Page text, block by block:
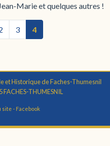
Marie et quelques autres !
3 4
et Historique de Faches-Thumesnil
THUMESNIL
site - Facebook